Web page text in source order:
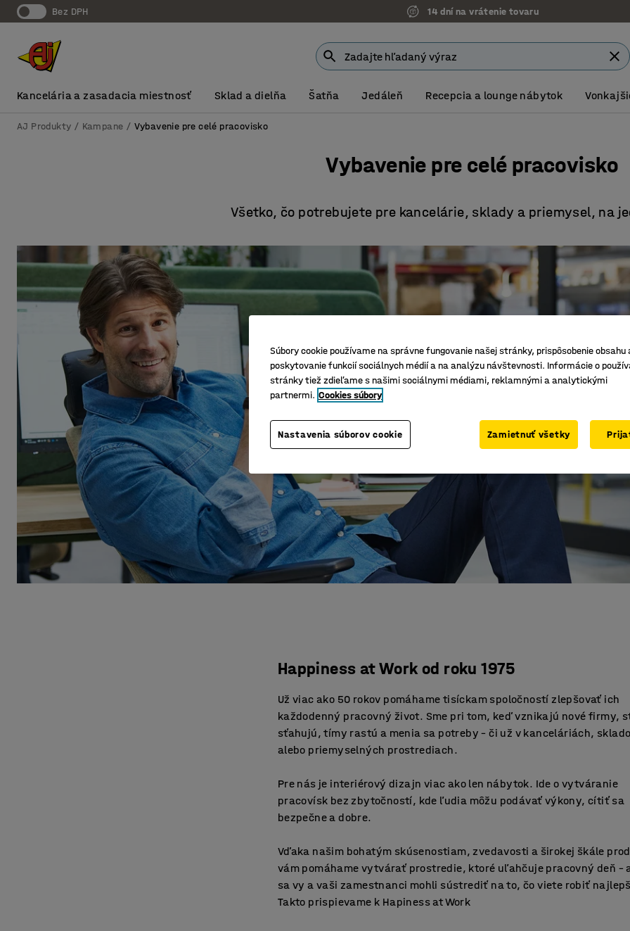
Bez DPH Možnosť platby na faktúru
Kancelária a zasadacia miestnosť Sklad a dielňa Šatňa Jedáleň Recepcia a lounge nábytok
AJ Produkty Kampane Vybavenie pre celé pracovisko
Vybavenie pre celé pracovisko
Všetko, čo potrebujete pre kancelárie, sklady a priemysel, na
Happiness at Work od roku 1975
Už viac ako 50 rokov pomáhame tisíckam spoločností zlepšovať ich
každodenný pracovný život. Sme pri tom, keď vznikajú nové firmy,
sťahujú, tímy rastú a menia sa potreby – či už v kanceláriách,
alebo priemyselných prostrediach.
Pre nás je interiérový dizajn viac ako len nábytok. Ide o vytváranie
pracovísk bez zbytočností, kde ľudia môžu podávať výkony, cítiť sa
bezpečne a dobre.
Vďaka našim bohatým skúsenostiam, zvedavosti a širokej škále
vám pomáhame vytvárať prostredie, ktoré uľahčuje pracovný deň –
sa vy a vaši zamestnanci mohli sústrediť na to, čo viete robiť
Takto prispievame k Hapiness at Work
Súbory cookie používame na správne fungovanie našej stránky, prispôsobenie
poskytovanie funkcií sociálnych médií a na analýzu návštevnosti. Informácie o
stránky tiež zdieľame s našimi sociálnymi médiami, reklamnými a analytickými
partnermi. Cookies súbory
Nastavenia súborov cookie Zamietnuť všetky